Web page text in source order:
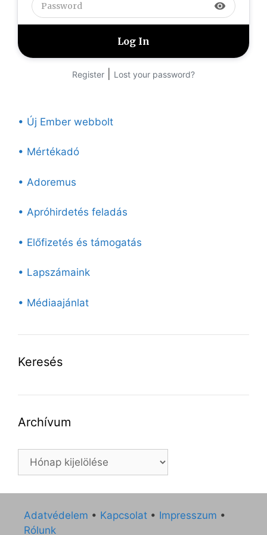
visibility
Register Lost your password?
• Új Ember webbolt
• Mértékadó
• Adoremus
• Apróhirdetés feladás
• Előfizetés és támogatás
• Lapszámaink
• Médiaajánlat
Keresés
Archívum
Archívum
Adatvédelem • Kapcsolat • Impresszum •
Rólunk